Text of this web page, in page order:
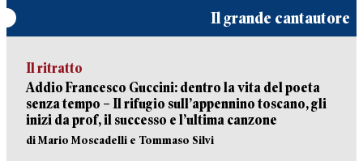
Il grande cantautore
Il ritratto
Addio Francesco Guccini: dentro la vita del poeta
senza tempo – Il rifugio sull’appennino toscano, gli
inizi da prof, il successo e l’ultima canzone
di Mario Moscadelli e Tommaso Silvi